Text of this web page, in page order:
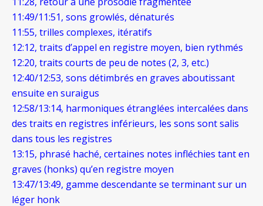
11:49/11:51, sons growlés, dénaturés
11:55, trilles complexes, itératifs
12:12, traits d’appel en registre moyen, bien rythmés
12:20, traits courts de peu de notes (2, 3, etc.)
12:40/12:53, sons détimbrés en graves aboutissant
ensuite en suraigus
12:58/13:14, harmoniques étranglées intercalées dans
des traits en registres inférieurs, les sons sont salis
dans tous les registres
13:15, phrasé haché, certaines notes infléchies tant en
graves (honks) qu’en registre moyen
13:47/13:49, gamme descendante se terminant sur un
léger honk